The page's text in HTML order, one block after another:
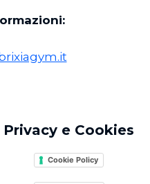
Privacy e Cookies
Cookie Policy